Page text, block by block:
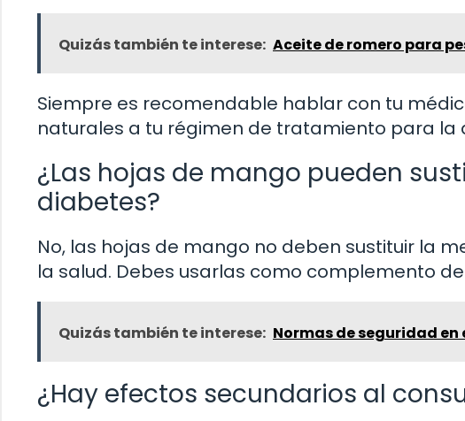
Quizás también te interese: Aceite de romero para
Siempre es recomendable hablar con tu
naturales a tu régimen de tratamiento para la
¿Las hojas de mango pueden
diabetes?
No, las hojas de mango no deben sustituir la
la salud. Debes usarlas como complemento
Quizás también te interese: Normas de seguridad
¿Hay efectos secundarios al